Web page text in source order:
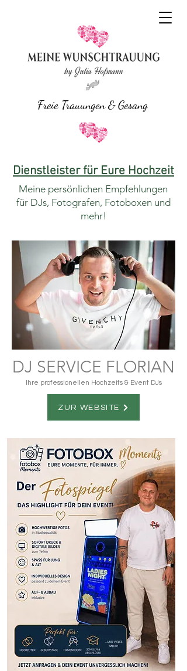
Freie Trauungen & Gesang
Dienstleister für Eure Hochzeit
Meine persönlichen Empfehlungen
für DJs, Fotografen, Fotoboxen und
mehr!
DJ SERVICE FLORIAN
Ihre professionellen Hochzeits & Event DJs
ZUR WEBSITE